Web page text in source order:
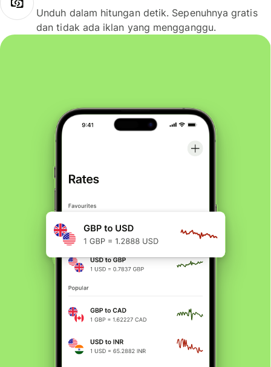
Unduh dalam hitungan detik. Sepenuhnya gratis
dan tidak ada iklan yang mengganggu.